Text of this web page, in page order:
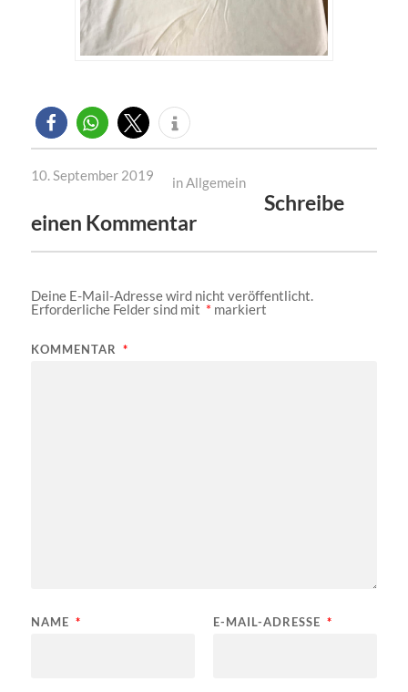
10. September 2019 inAllgemein
Schreibe
einen Kommentar
Deine E-Mail-Adresse wird nicht veröffentlicht.
Erforderliche Felder sind mit * markiert
KOMMENTAR *
NAME * E-MAIL-ADRESSE *